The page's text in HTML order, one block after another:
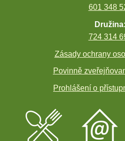
601 348
Družina:
724 314
Zásady ochrany
Povinně
Prohlášení o